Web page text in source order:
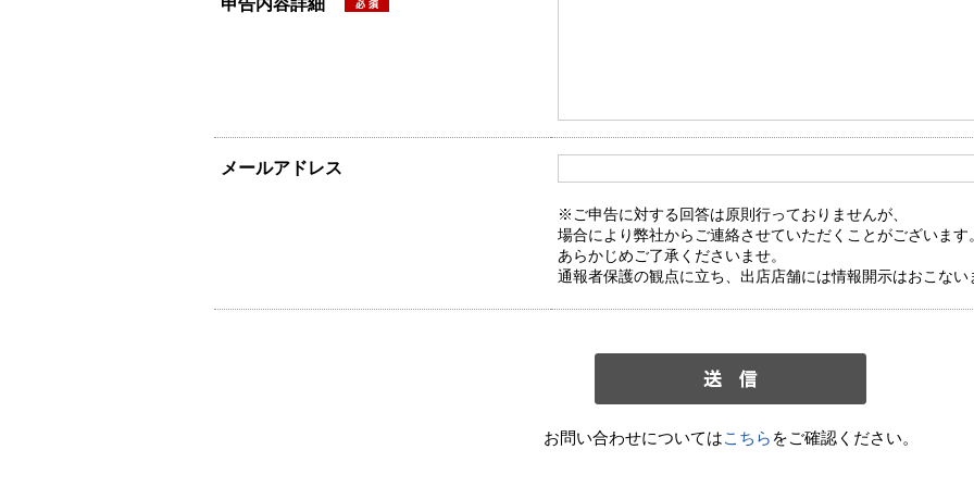
申告内容詳細
メールアドレス
※ご申告に対する回答は原則行っておりませんが、
場合により弊社からご連絡させていただくことがございます。
あらかじめご了承くださいませ。
通報者保護の観点に立ち、出店店舗には情報開示はおこない
お問い合わせについてはこちら をご確認ください。